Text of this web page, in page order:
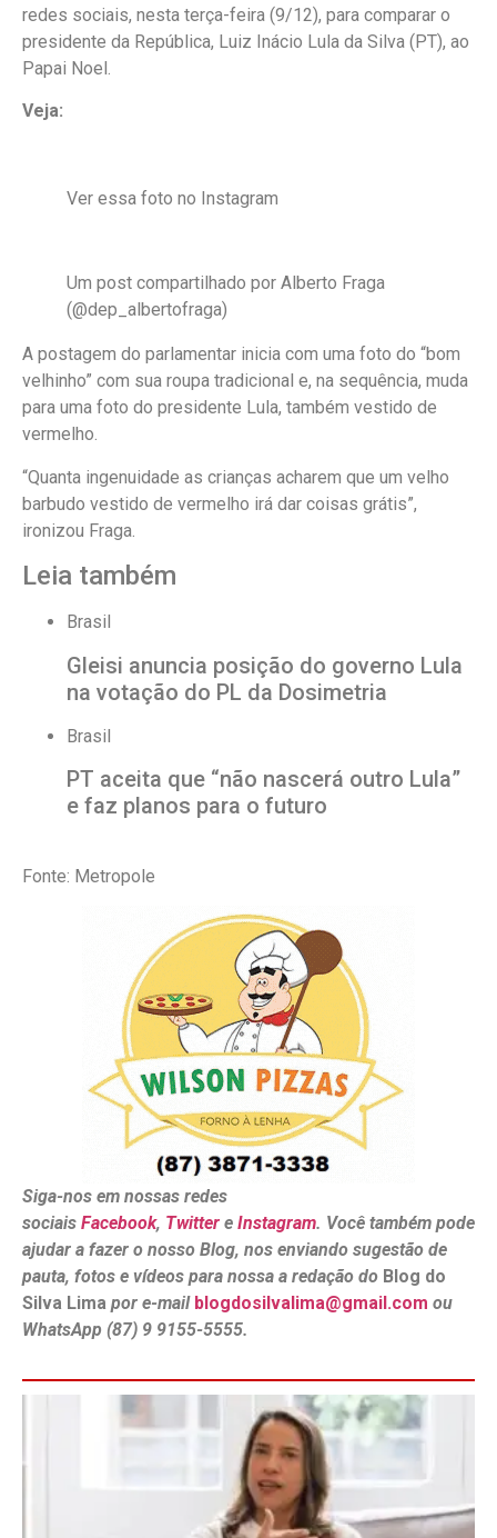
redes sociais, nesta terça-feira (9/12), para comparar o
presidente da República, Luiz Inácio Lula da Silva (PT), ao
Papai Noel.
Veja:
Ver essa foto no Instagram
Um post compartilhado por Alberto Fraga
(@dep_albertofraga)
A postagem do parlamentar inicia com uma foto do “bom
velhinho” com sua roupa tradicional e, na sequência, muda
para uma foto do presidente Lula, também vestido de
vermelho.
“Quanta ingenuidade as crianças acharem que um velho
barbudo vestido de vermelho irá dar coisas grátis”,
ironizou Fraga.
Leia também
Brasil
Gleisi anuncia posição do governo Lula
na votação do PL da Dosimetria
Brasil
PT aceita que “não nascerá outro Lula”
e faz planos para o futuro
Fonte: Metropole
Siga-nos em nossas redes
sociais Facebook, Twitter e Instagram. Você também pode
ajudar a fazer o nosso Blog, nos enviando sugestão de
pauta, fotos e vídeos para nossa a redação do Blog do
Silva Lima por e-mail blogdosilvalima@gmail.com ou
WhatsApp (87) 9 9155-5555.